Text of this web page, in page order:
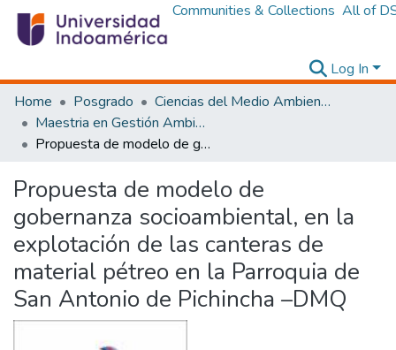
Communities & Collections All of
Log In
Home
Posgrado
Ciencias del Medio Ambiente
Maestria en Gestión Ambiental
Propuesta de modelo de gobernanza socioambiental, en la explotación de las canteras de material pétreo en la Parroquia de San Antonio de Pichincha –DMQ
Propuesta de modelo de
gobernanza socioambiental, en la
explotación de las canteras de
material pétreo en la Parroquia de
San Antonio de Pichincha –DMQ